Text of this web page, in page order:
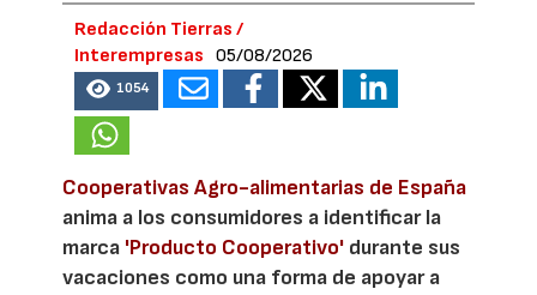
Redacción Tierras /
Interempresas
05/08/2026
1054
Cooperativas Agro-alimentarias de España
anima a los consumidores a identificar la
marca 'Producto Cooperativo' durante sus
vacaciones como una forma de apoyar a